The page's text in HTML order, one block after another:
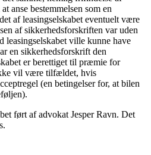
anse bestemmelsen som en
af leasingselskabet eventuelt være
af sikkerhedsforskriften var uden
leasingselskabet ville kunne have
en sikkerhedsforskrift den
er berettiget til præmie for
vil være tilfældet, hvis
(en betingelser for, at bilen
ført af advokat Jesper Ravn. Det